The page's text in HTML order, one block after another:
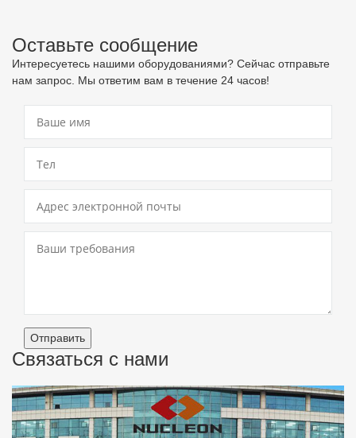
Оставьте сообщение
Интересуетесь нашими оборудованиями? Сейчас отправьте
нам запрос. Мы ответим вам в течение 24 часов!
Отправить
Связаться с нами